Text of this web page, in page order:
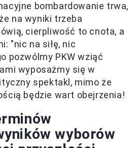
bombardowanie trwa,
na wyniki trzeba
cierpliwość to cnota, a
"nic na siłę, nic
pozwólmy PKW wziąć
wyposażmy się w
spektakl, mimo że
będzie wart obejrzenia!
wyborów